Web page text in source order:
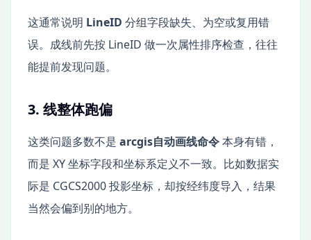
这通常说明 LineID 分组字段缺失、为空或复用错
误。成线前先按 LineID 做一次属性排序检查，往往
能提前发现问题。
3. 线整体跑偏
这类问题多数不是 arcgis自动画线命令本身有错，
而是 XY 坐标字段和坐标系定义不一致。比如数据实
际是 CGCS2000 投影坐标，却按经纬度导入，结果
当然会偏到别的地方。